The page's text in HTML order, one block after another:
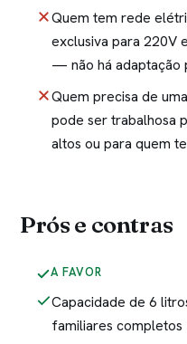
Quem tem rede
exclusiva para 220V
— não há adaptação
Quem precisa de
pode ser trabalhosa
altos ou para quem
Prós e contras
A FAVOR
Capacidade de 6
familiares completos